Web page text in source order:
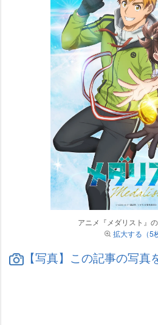
アニメ『メダリスト』
拡大する（5
【写真】この記事の写真